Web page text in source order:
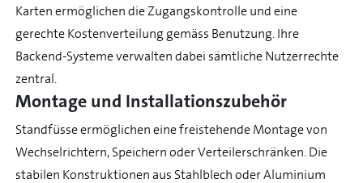
Karten ermöglichen die Zugangskontrolle und eine
gerechte Kostenverteilung gemäss Benutzung. Ihre
Backend-Systeme verwalten dabei sämtliche Nutzerrechte
zentral.
Montage und Installationszubehör
Standfüsse ermöglichen eine freistehende Montage von
Wechselrichtern, Speichern oder Verteilerschränken. Die
stabilen Konstruktionen aus Stahlblech oder Aluminium